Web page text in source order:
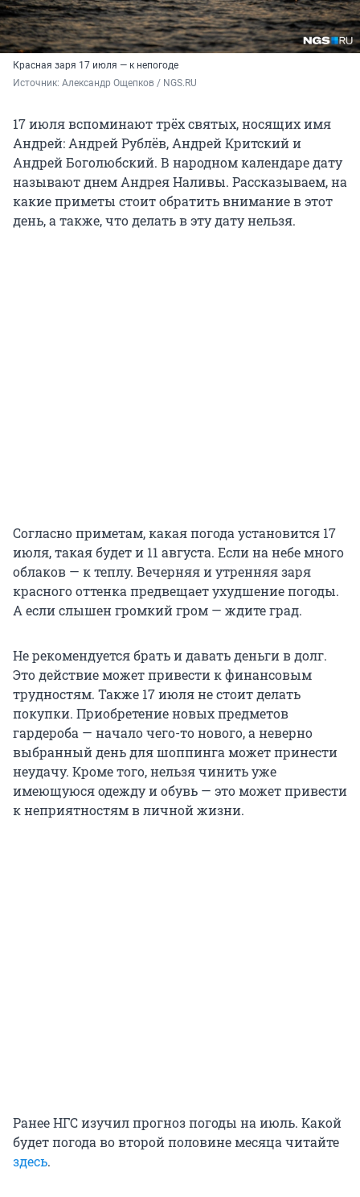
Красная заря 17 июля — к непогоде
Источник: Александр Ощепков / NGS.RU
17 июля вспоминают трёх святых, носящих имя
Андрей: Андрей Рублёв, Андрей Критский и
Андрей Боголюбский. В народном календаре дату
называют днем Андрея Наливы. Рассказываем, на
какие приметы стоит обратить внимание в этот
день, а также, что делать в эту дату нельзя.
Согласно приметам, какая погода установится 17
июля, такая будет и 11 августа. Если на небе много
облаков — к теплу. Вечерняя и утренняя заря
красного оттенка предвещает ухудшение погоды.
А если слышен громкий гром — ждите град.
Не рекомендуется брать и давать деньги в долг.
Это действие может привести к финансовым
трудностям. Также 17 июля не стоит делать
покупки. Приобретение новых предметов
гардероба — начало чего-то нового, а неверно
выбранный день для шоппинга может принести
неудачу. Кроме того, нельзя чинить уже
имеющуюся одежду и обувь — это может привести
к неприятностям в личной жизни.
Ранее НГС изучил прогноз погоды на июль. Какой
будет погода во второй половине месяца читайте
здесь.